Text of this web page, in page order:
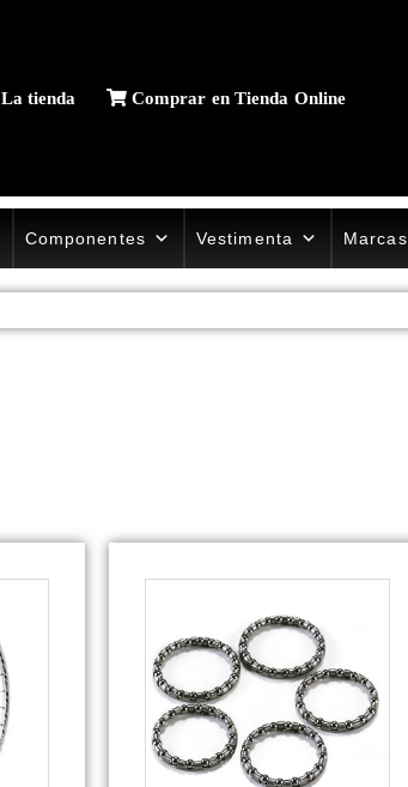
La tienda Comprar en Tienda Online
Componentes Vestimenta Marcas